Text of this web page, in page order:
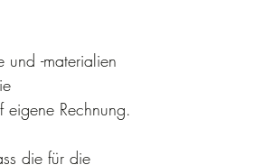
und -materialien
Rechnung.
die für die